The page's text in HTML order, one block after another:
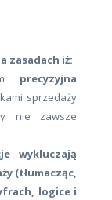
zasadach iż:
precyzyjna
sprzedaży
nie zawsze
wykluczają
(tłumacząc,
logice i